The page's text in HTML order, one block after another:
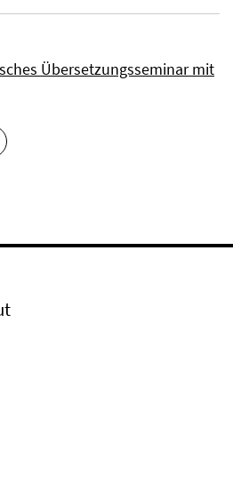
Übersetzungsseminar mit